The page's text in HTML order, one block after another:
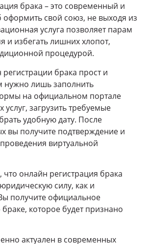
брака – это современный и
свой союз, не выходя из
услуга позволяет парам
и избегать лишних хлопот,
процедурой.
брака прост и
нужно лишь заполнить
на официальном портале
услуг, загрузить требуемые
удобную дату. После
вы получите подтверждение и
виртуальной
что онлайн регистрация брака
силу, как и
получите официальное
браке, которое будет признано
актуален в современных